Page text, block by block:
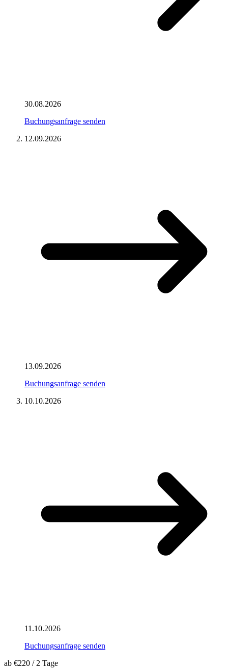
30.08.2026
Buchungsanfrage senden
12.09.2026
13.09.2026
Buchungsanfrage senden
10.10.2026
11.10.2026
Buchungsanfrage senden
ab €220 / 2 Tage